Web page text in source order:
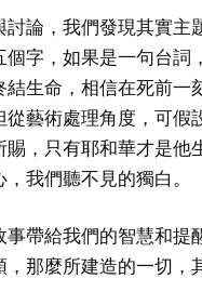
討論，我們發現其實主
個字，如果是一句台
結生命，相信在死前
從藝術處理角度，可假
賜，只有耶和華才是他
我們聽不見的獨白。
事帶給我們的智慧和
那麼所建造的一切，